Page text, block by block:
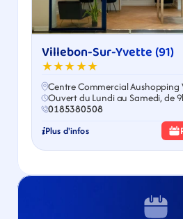
Villebon-Sur-Yvette (91)
★★★★★
Centre Commercial Aushopping
Ouvert du Lundi au Samedi, de
0185380508
Plus d'infos